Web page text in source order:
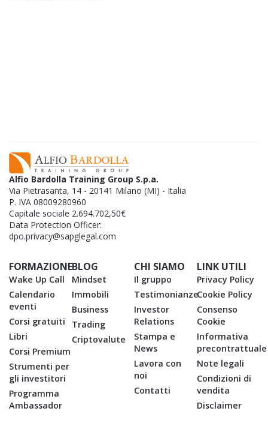
Alfio Bardolla Training Group S.p.a.
Via Pietrasanta, 14 - 20141 Milano (MI) - Italia
P. IVA 08009280960
Capitale sociale 2.694.702,50€
Data Protection Officer:
dpo.privacy@sapglegal.com
FORMAZIONE
Wake Up Call
Calendario
eventi
Corsi gratuiti
Libri
Corsi Premium
Strumenti per
gli investitori
Programma
Ambassador
BLOG
Mindset
Immobili
Business
Trading
Criptovalute
CHI SIAMO
Il gruppo
Testimonianze
Investor
Relations
Stampa e
News
Lavora con
noi
Contatti
LINK UTILI
Privacy Policy
Cookie Policy
Consenso
Cookie
Informativa
precontrattuale
Note legali
Condizioni di
vendita
Disclaimer